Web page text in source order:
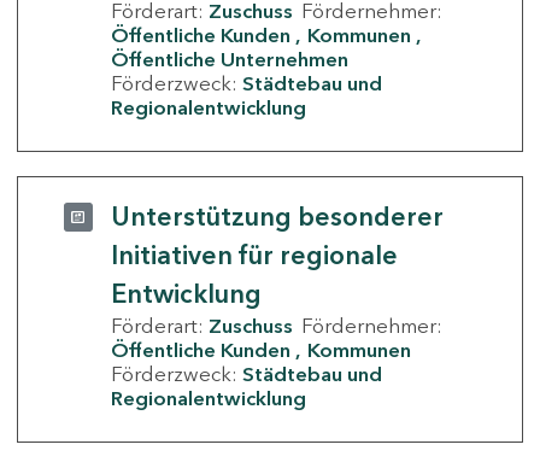
Förderart: Zuschuss Fördernehmer:
Öffentliche Kunden
Kommunen
Öffentliche Unternehmen
Förderzweck: Städtebau und
Regionalentwicklung
Unterstützung besonderer
Initiativen für regionale
Entwicklung
Förderart: Zuschuss Fördernehmer:
Öffentliche Kunden
Kommunen
Förderzweck: Städtebau und
Regionalentwicklung